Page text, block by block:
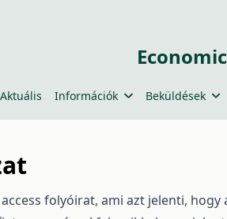
Aktuális Információk Beküldések
folyóirat, ami azt jelenti,